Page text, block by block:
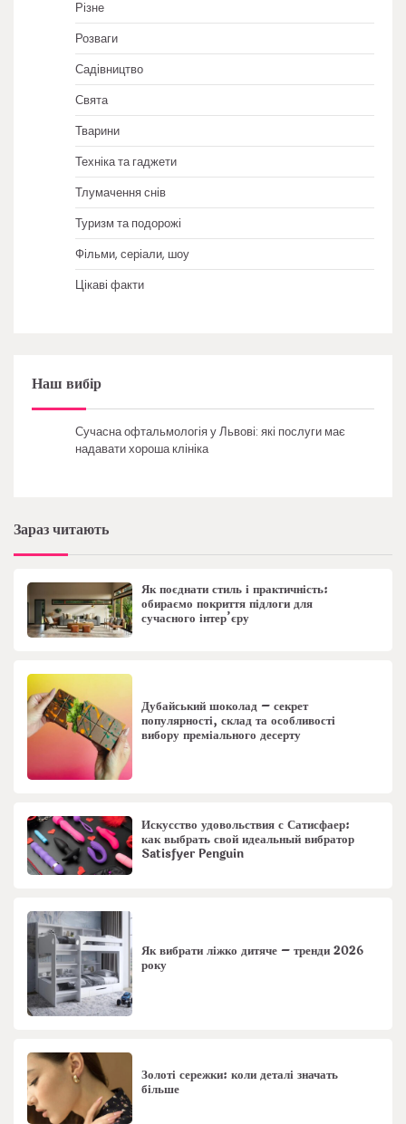
Різне
Розваги
Садівництво
Свята
Тварини
Техніка та гаджети
Тлумачення снів
Туризм та подорожі
Фільми, серіали, шоу
Цікаві факти
Наш вибір
Сучасна офтальмологія у Львові: які послуги має
надавати хороша клініка
Зараз читають
Як поєднати стиль і практичність:
обираємо покриття підлоги для
сучасного інтер’єру
Дубайський шоколад – секрет
популярності, склад та особливості
вибору преміального десерту
Искусство удовольствия с Сатисфаер:
как выбрать свой идеальный вибратор
Satisfyer Penguin
Як вибрати ліжко дитяче – тренди 2026
року
Золоті сережки: коли деталі значать
більше